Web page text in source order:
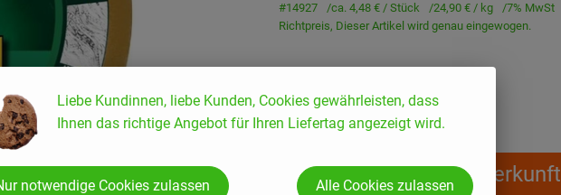
#14927 ca. 4,48 € / Stück 24,90 € / kg
7% MwSt
Richtpreis, Dieser Artikel wird genau eingewogen.
Rezepte
Herkunft
Liebe Kundinnen, liebe Kunden, Cookies gewährleisten, dass
Ihnen das richtige Angebot für Ihren Liefertag angezeigt wird.
notwendige Cookies zulassen Alle Cookies zulassen